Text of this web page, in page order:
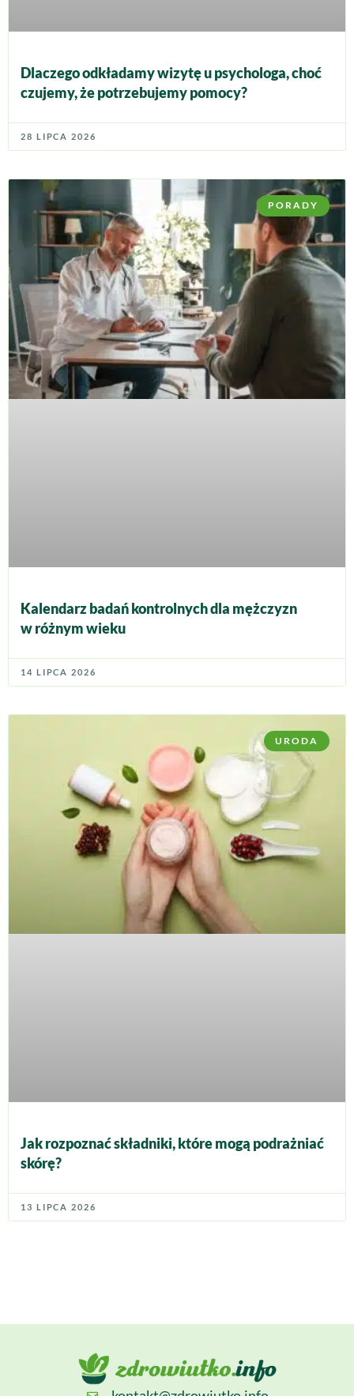
Dlaczego odkładamy wizytę u psychologa, choć
czujemy, że potrzebujemy pomocy?
28 LIPCA 2026
PORADY
Kalendarz badań kontrolnych dla mężczyzn
w różnym wieku
14 LIPCA 2026
URODA
Jak rozpoznać składniki, które mogą podrażniać
skórę?
13 LIPCA 2026